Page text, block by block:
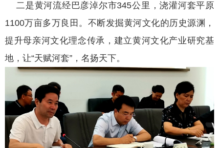
二是黄河流经巴彦淖尔市345公里，浇灌河套平原
1100万亩多万良田。不断发掘黄河文化的历史源渊，
提升母亲河文化理念传承，建立黄河文化产业研究基
地，让“天赋河套”，名扬天下。